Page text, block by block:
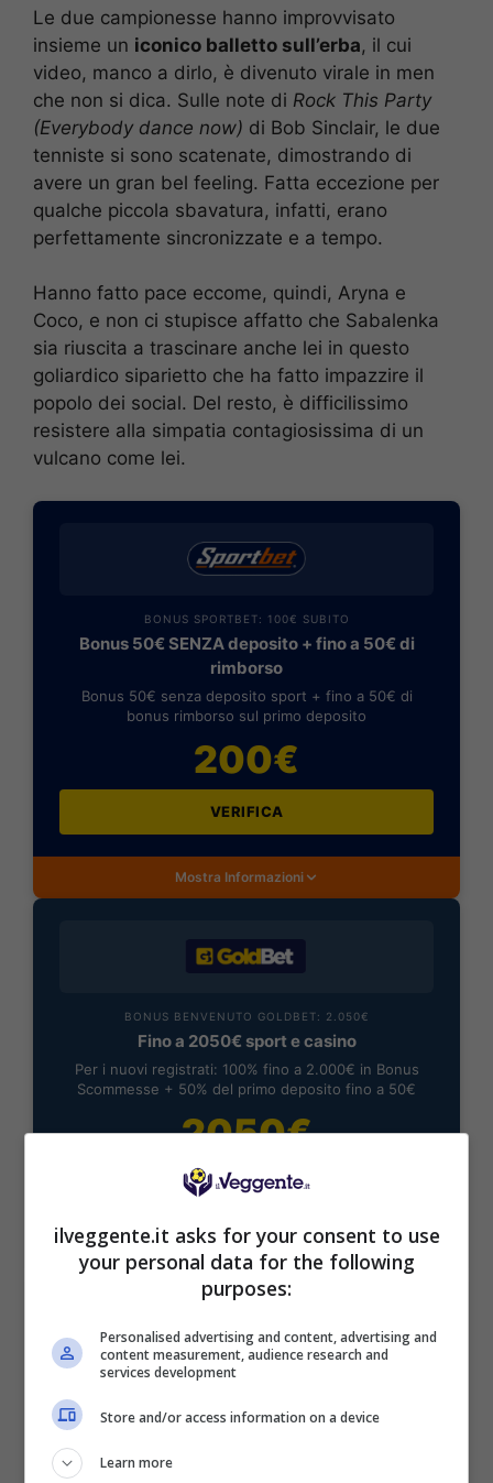
Le due campionesse hanno improvvisato
insieme un iconico balletto sull’erba, il cui
video, manco a dirlo, è divenuto virale in men
che non si dica. Sulle note di Rock This Party
(Everybody dance now) di Bob Sinclair, le due
tenniste si sono scatenate, dimostrando di
avere un gran bel feeling. Fatta eccezione per
qualche piccola sbavatura, infatti, erano
perfettamente sincronizzate e a tempo.
Hanno fatto pace eccome, quindi, Aryna e
Coco, e non ci stupisce affatto che Sabalenka
sia riuscita a trascinare anche lei in questo
goliardico siparietto che ha fatto impazzire il
popolo dei social. Del resto, è difficilissimo
resistere alla simpatia contagiosissima di un
vulcano come lei.
BONUS SPORTBET: 100€ SUBITO
Bonus 50€ SENZA deposito + fino a 50€ di
rimborso
Bonus 50€ senza deposito sport + fino a 50€ di
bonus rimborso sul primo deposito
200€
VERIFICA
Mostra Informazioni
BONUS BENVENUTO GOLDBET: 2.050€
Fino a 2050€ sport e casino
Per i nuovi registrati: 100% fino a 2.000€ in Bonus
Scommesse + 50% del primo deposito fino a 50€
2050€
VERIFICA
Mostra Informazioni
Fino a 2050€ bonus scommesse e sport
Bonus Scommesse + 100% fino a 2000€ in Bonus
ilveggente.it asks for your consent to use
your personal data for the following
purposes:
Personalised advertising and content, advertising and
content measurement, audience research and
services development
Store and/or access information on a device
Learn more